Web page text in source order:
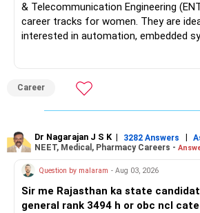
& Telecommunication Engineering
career tracks for women. They are
interested in automation, embedded
robotics, IoT, and AI hardware. While
and paths to higher studies, ENTC
broader career flexibility across the
ENTC for a wider range of software
in automation and control systems. All The Best for Your
Prosperous Future!
Follow RediffGURUS to Know More on
Health | Relationships'.
Career
Dr Nagarajan J S K | 3282 Answers |
NEET, Medical, Pharmacy Careers -
Question by malaram - Aug 03, 2026
Sir me Rajasthan ka state
general rank 3494 h or obc ncl